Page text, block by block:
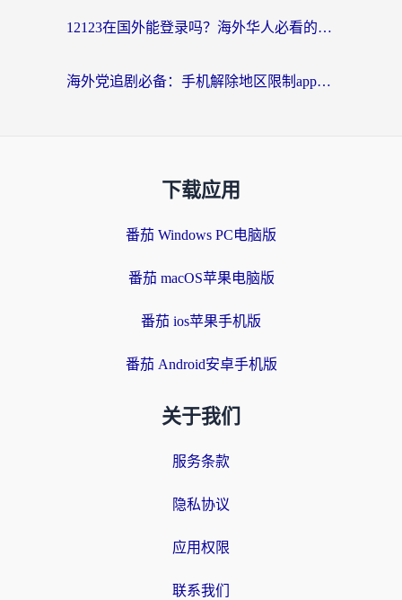
12123在国外能登录吗？海外华人必看的回国加速实用指南
海外党追剧必备：手机解除地区限制app怎么选？解决央视视频&国内剧地区限制全指南
下载应用
番茄 Windows PC电脑版
番茄 macOS苹果电脑版
番茄 ios苹果手机版
番茄 Android安卓手机版
关于我们
服务条款
隐私协议
应用权限
联系我们